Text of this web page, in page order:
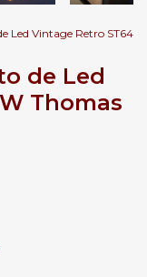
Led Vintage Retro ST64
de Led
Thomas